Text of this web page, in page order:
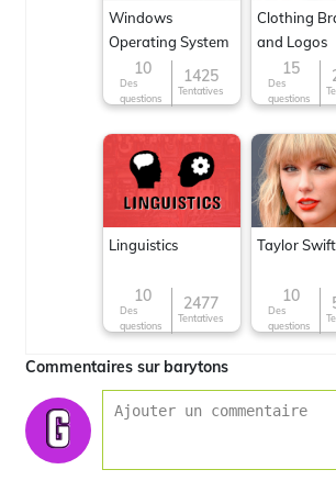
Windows
Operating System
10
Des
questions
1425
Tentatives
Clothing
and Logos
15
Des
questions
Linguistics
10
Des
questions
2477
Tentatives
Taylor Swift
10
Des
questions
Commentaires sur barytons